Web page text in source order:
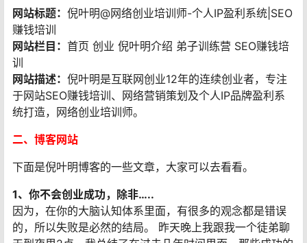
网站标题： 倪叶明@网络创业培训师-个人IP盈利系统|SEO
赚钱培训
网站栏目： 首页 创业 倪叶明介绍 弟子训练营 SEO赚钱培
训
网站描述： 倪叶明是互联网创业12年的连续创业者，专注
于网站SEO赚钱培训、网络营销策划及个人IP品牌盈利系
统打造，网络创业培训师。
二、博客网站
下面是倪叶明博客的一些文章，大家可以去看看。
1、你不会创业成功，除非…..
因为，在你的大脑认知体系里面，有很多的观念都是错误
的，所以失败是必然的结局。 昨天晚上我跟我一个徒弟聊